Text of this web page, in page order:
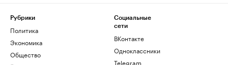
Рубрики
Политика
Экономика
Общество
Социальные
сети
ВКонтакте
Одноклассники
Telegram